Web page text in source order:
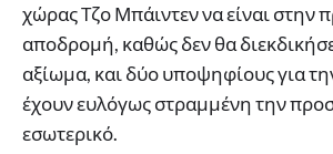
χώρας Τζο Μπάιντεν να είναι στην
αποδρομή, καθώς δεν θα
αξίωμα, και δύο υποψηφίους για
έχουν ευλόγως στραμμένη την
εσωτερικό.